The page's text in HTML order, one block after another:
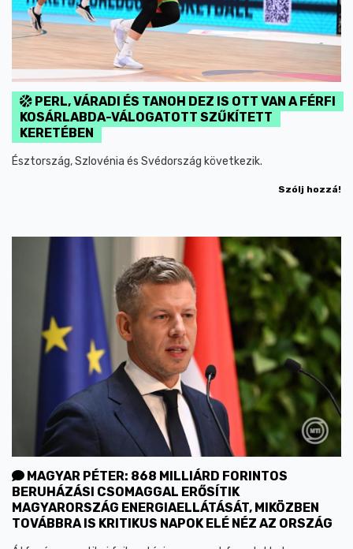
PERL, VÁRADI ÉS TANOH DEZ IS OTT VAN A FÉRFI
KOSÁRLABDA-VÁLOGATOTT SZŰKÍTETT
KERETÉBEN
Észtország, Szlovénia és Svédország következik.
Szólj hozzá!
MAGYAR PÉTER: 868 MILLIÁRD FORINTOS
BERUHÁZÁSI CSOMAGGAL ERŐSÍTIK
MAGYARORSZÁG ENERGIAELLÁTÁSÁT, MIKÖZBEN
TOVÁBBRA IS KRITIKUS NAPOK ELÉ NÉZ AZ ORSZÁG